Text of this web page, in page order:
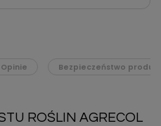
Opinie Bezpieczeństwo
ROŚLIN AGRECOL